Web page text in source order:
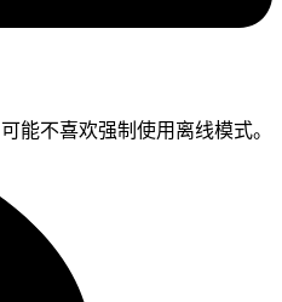
能不喜欢强制使用离线模式。